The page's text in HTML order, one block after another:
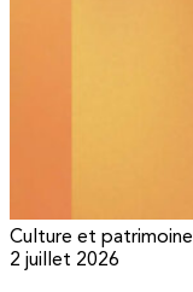
Culture et patrimoine
2 juillet 2026